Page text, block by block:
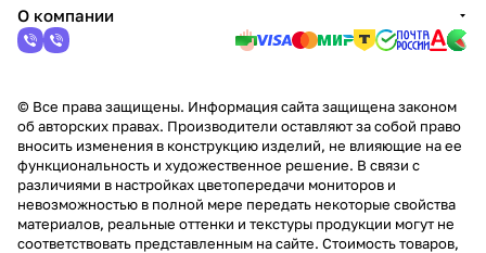
О компании
© Все права защищены. Информация сайта защищена законом
об авторских правах. Производители оставляют за собой право
вносить изменения в конструкцию изделий, не влияющие на ее
функциональность и художественное решение. В связи с
различиями в настройках цветопередачи мониторов и
невозможностью в полной мере передать некоторые свойства
материалов, реальные оттенки и текстуры продукции могут не
соответствовать представленным на сайте. Стоимость товаров,